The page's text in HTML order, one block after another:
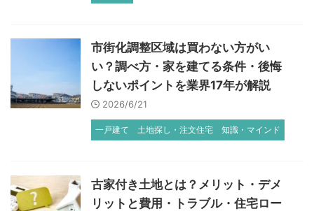
市街化調整区域は買わない方がい
い？調べ方・家を建てる条件・後悔
しないポイントを業界17年が解説
2026/6/21
一戸建て 土地探し・注文住宅 知識・マインド
古家付き土地とは？メリット・デメ
リットと費用・トラブル・住宅ロー